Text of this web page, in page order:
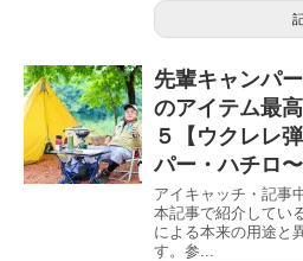
先輩キャンパ
のアイテム最
５【ウクレレ
パー・ハチロ〜
アイキャッチ・記事
本記事で紹介してい
による本来の用途と
す。参...